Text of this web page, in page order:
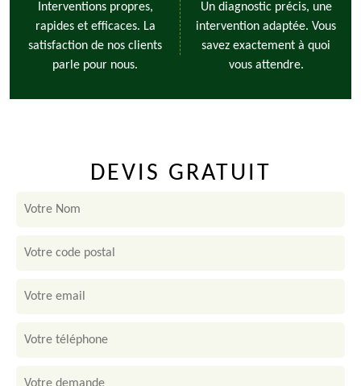
Interventions propres,
rapides et efficaces. La
satisfaction de nos clients
parle pour nous.
Un diagnostic précis, une
intervention adaptée. Vous
savez exactement à quoi
vous attendre.
DEVIS GRATUIT